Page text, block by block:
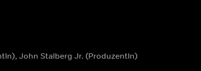
John Stalberg Jr. (ProduzentIn)